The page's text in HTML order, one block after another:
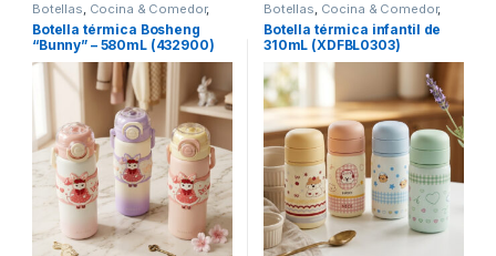
Botellas, Cocina & Comedor,
Recipientes para bebidas y
líquidos
Botella térmica Bosheng
“Bunny” – 580mL (432900)
Botellas, Cocina & Comedor,
Recipientes para bebidas y
líquidos
Botella térmica infantil de
310mL (XDFBL0303)